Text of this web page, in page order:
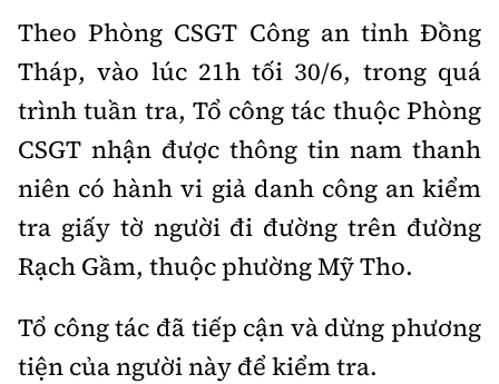
Thế giới xây dựng
Ẩm thực
Khám phá
Camera giao thông
Câu chuyện giao thông
Giải trí - Thể thao
Cơ quan chủ quản: Bộ Xây dựng
Giấy phép số: 03/GP-BVHTTDL, cấp ngày 1/4/2025.
Tòa soạn: Số 2 Nguyễn Công Hoan, phường Giảng Võ,
Hà Nội.
Tổng biên tập: Nguyễn Thị Hồng Nga
Phó Tổng biên tập: Nguyễn Sơn Tùng,
Theo Phòng CSGT Công an tỉnh Đồng
Tháp, vào lúc 21h tối 30/6, trong quá
trình tuần tra, Tổ công tác thuộc Phòng
CSGT nhận được thông tin nam thanh
niên có hành vi giả danh công an kiểm
tra giấy tờ người đi đường trên đường
Rạch Gầm, thuộc phường Mỹ Tho.
Tổ công tác đã tiếp cận và dừng phương
tiện của người này để kiểm tra.